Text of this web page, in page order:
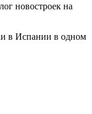
новостроек на
в Испании в одном